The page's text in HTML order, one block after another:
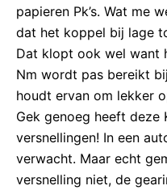
papieren Pk’s. Wat me
dat het koppel bij lage
Dat klopt ook wel want
Nm wordt pas bereikt
houdt ervan om lekker
Gek genoeg heeft
versnellingen! In een
verwacht. Maar echt
versnelling niet, de